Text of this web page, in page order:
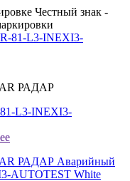
Честный знак -
РАДАР
L3-INEXI3-
РАДАР Аварийный
AUTOTEST White